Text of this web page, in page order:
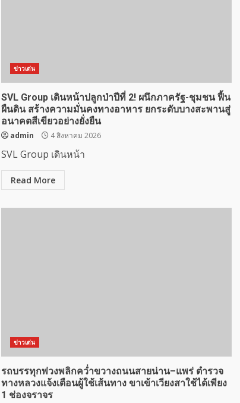
ข่าวเด่น
SVL Group เดินหน้าปลูกป่าปีที่ 2! ผนึกภาครัฐ-ชุมชน ฟื้น
ผืนดิน สร้างความมั่นคงทางอาหาร ยกระดับบางสะพานสู่
อนาคตสีเขียวอย่างยั่งยืน
admin 4 สิงหาคม 2026
SVL Group เดินหน้า
Read More
ข่าวเด่น
รถบรรทุกพ่วงพลิกคว่ำขวางถนนสายน่าน–แพร่ ตำรวจ
ทางหลวงแจ้งเตือนผู้ใช้เส้นทาง ขาเข้าเวียงสาใช้ได้เพียง
1 ช่องจราจร